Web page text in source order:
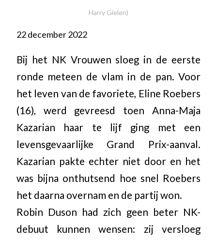
Harry Gielen)
22 december 2022
Bij het NK Vrouwen sloeg in de eerste
ronde meteen de vlam in de pan. Voor
het leven van de favoriete, Eline Roebers
(16), werd gevreesd toen Anna-Maja
Kazarian haar te lijf ging met een
levensgevaarlijke Grand Prix-aanval.
Kazarian pakte echter niet door en het
was bijna onthutsend hoe snel Roebers
het daarna overnam en de partij won.
Robin Duson had zich geen beter NK-
debuut kunnen wensen: zij versloeg